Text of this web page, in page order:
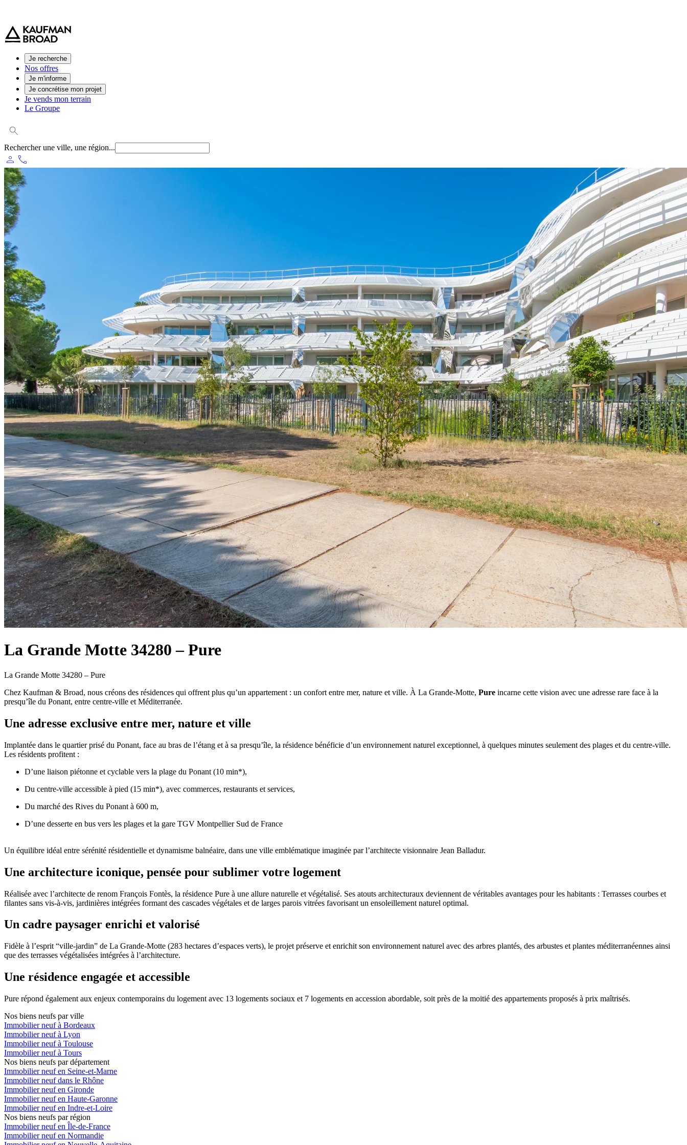
Je recherche
Nos offres
Je m'informe
Je concrétise mon projet
Je vends mon terrain
Le Groupe
Rechercher une ville, une région...
person phone
La Grande Motte 34280 – Pure
La Grande Motte 34280 – Pure
Chez Kaufman & Broad, nous créons des résidences qui offrent plus qu’un appartement : un confort entre mer, nature et ville. À La Grande-Motte, Pure incarne cette vision avec une adresse rare face à la
presqu’île du Ponant, entre centre-ville et Méditerranée.
Une adresse exclusive entre mer, nature et ville
Implantée dans le quartier prisé du Ponant, face au bras de l’étang et à sa presqu’île, la résidence bénéficie d’un environnement naturel exceptionnel, à quelques minutes seulement des plages et du centre-ville.
Les résidents profitent :
D’une liaison piétonne et cyclable vers la plage du Ponant (10 min*),
Du centre-ville accessible à pied (15 min*), avec commerces, restaurants et services,
Du marché des Rives du Ponant à 600 m,
D’une desserte en bus vers les plages et la gare TGV Montpellier Sud de France
Un équilibre idéal entre sérénité résidentielle et dynamisme balnéaire, dans une ville emblématique imaginée par l’architecte visionnaire Jean Balladur.
Une architecture iconique, pensée pour sublimer votre logement
Réalisée avec l’architecte de renom François Fontès, la résidence Pure à une allure naturelle et végétalisé. Ses atouts architecturaux deviennent de véritables avantages pour les habitants : Terrasses courbes et
filantes sans vis-à-vis, jardinières intégrées formant des cascades végétales et de larges parois vitrées favorisant un ensoleillement naturel optimal.
Un cadre paysager enrichi et valorisé
Fidèle à l’esprit “ville-jardin” de La Grande-Motte (283 hectares d’espaces verts), le projet préserve et enrichit son environnement naturel avec des arbres plantés, des arbustes et plantes méditerranéennes ainsi
que des terrasses végétalisées intégrées à l’architecture.
Une résidence engagée et accessible
Pure répond également aux enjeux contemporains du logement avec 13 logements sociaux et 7 logements en accession abordable, soit près de la moitié des appartements proposés à prix maîtrisés.
Nos biens neufs par ville
Immobilier neuf à Bordeaux
Immobilier neuf à Lyon
Immobilier neuf à Toulouse
Immobilier neuf à Tours
Nos biens neufs par département
Immobilier neuf en Seine-et-Marne
Immobilier neuf dans le Rhône
Immobilier neuf en Gironde
Immobilier neuf en Haute-Garonne
Immobilier neuf en Indre-et-Loire
Nos biens neufs par région
Immobilier neuf en Île-de-France
Immobilier neuf en Normandie